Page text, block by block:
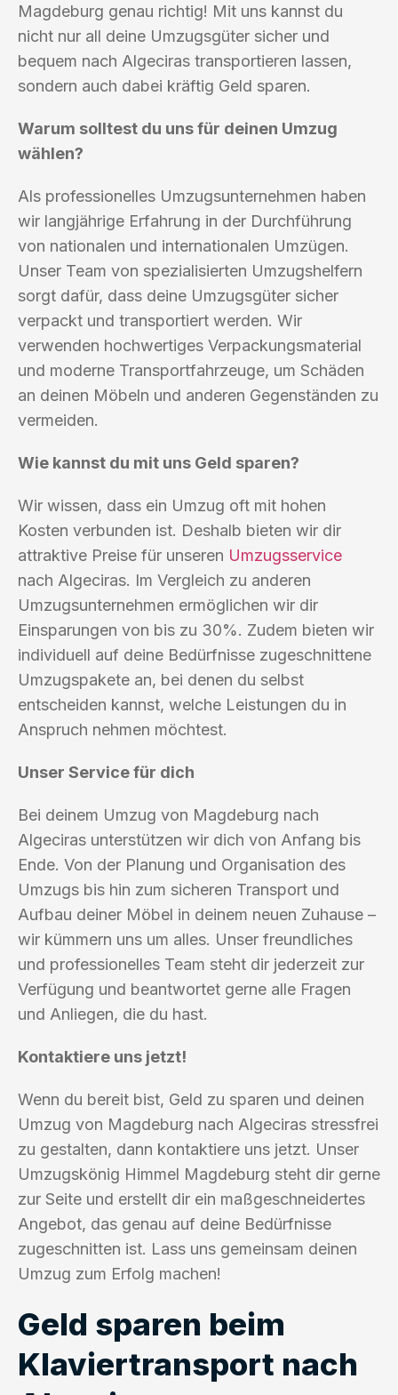
Magdeburg genau richtig! Mit uns kannst du
nicht nur all deine Umzugsgüter sicher und
bequem nach Algeciras transportieren lassen,
sondern auch dabei kräftig Geld sparen.
Warum solltest du uns für deinen Umzug
wählen?
Als professionelles Umzugsunternehmen haben
wir langjährige Erfahrung in der Durchführung
von nationalen und internationalen Umzügen.
Unser Team von spezialisierten Umzugshelfern
sorgt dafür, dass deine Umzugsgüter sicher
verpackt und transportiert werden. Wir
verwenden hochwertiges Verpackungsmaterial
und moderne Transportfahrzeuge, um Schäden
an deinen Möbeln und anderen Gegenständen zu
vermeiden.
Wie kannst du mit uns Geld sparen?
Wir wissen, dass ein Umzug oft mit hohen
Kosten verbunden ist. Deshalb bieten wir dir
attraktive Preise für unseren Umzugsservice
nach Algeciras. Im Vergleich zu anderen
Umzugsunternehmen ermöglichen wir dir
Einsparungen von bis zu 30%. Zudem bieten wir
individuell auf deine Bedürfnisse zugeschnittene
Umzugspakete an, bei denen du selbst
entscheiden kannst, welche Leistungen du in
Anspruch nehmen möchtest.
Unser Service für dich
Bei deinem Umzug von Magdeburg nach
Algeciras unterstützen wir dich von Anfang bis
Ende. Von der Planung und Organisation des
Umzugs bis hin zum sicheren Transport und
Aufbau deiner Möbel in deinem neuen Zuhause –
wir kümmern uns um alles. Unser freundliches
und professionelles Team steht dir jederzeit zur
Verfügung und beantwortet gerne alle Fragen
und Anliegen, die du hast.
Kontaktiere uns jetzt!
Wenn du bereit bist, Geld zu sparen und deinen
Umzug von Magdeburg nach Algeciras stressfrei
zu gestalten, dann kontaktiere uns jetzt. Unser
Umzugskönig Himmel Magdeburg steht dir gerne
zur Seite und erstellt dir ein maßgeschneidertes
Angebot, das genau auf deine Bedürfnisse
zugeschnitten ist. Lass uns gemeinsam deinen
Umzug zum Erfolg machen!
Geld sparen beim
Klaviertransport nach